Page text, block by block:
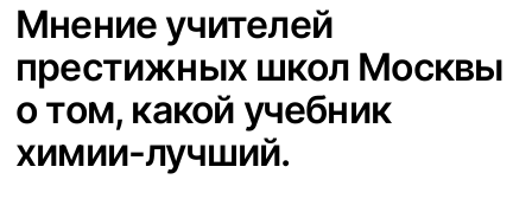
Мнение учителей
престижных школ Москвы
о том, какой учебник
химии-лучший.